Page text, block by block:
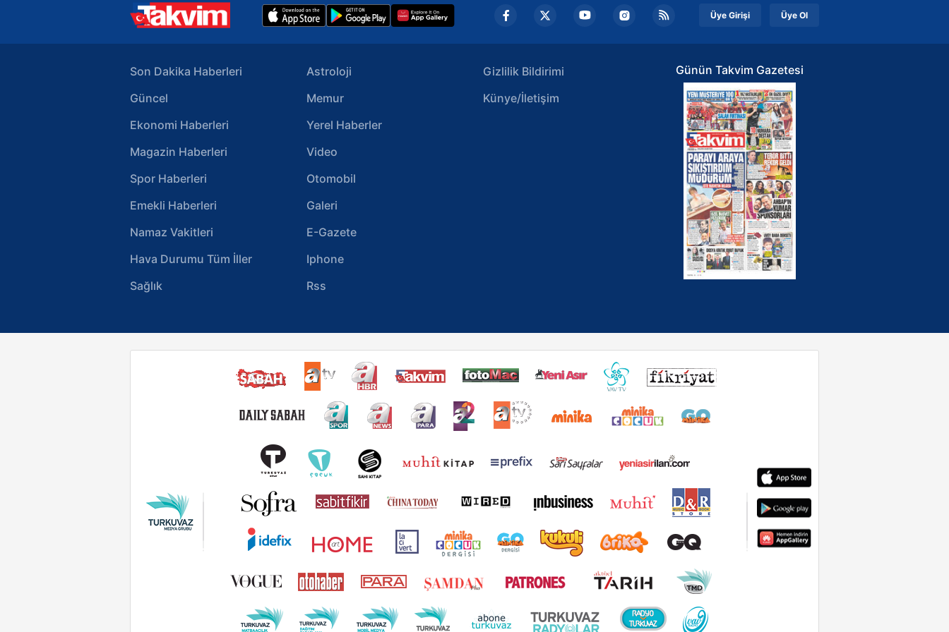
Üye Girişi Üye Ol
Son Dakika Haberleri
Güncel
Ekonomi Haberleri
Magazin Haberleri
Spor Haberleri
Emekli Haberleri
Namaz Vakitleri
Hava Durumu Tüm İller
Sağlık
Astroloji
Memur
Yerel Haberler
Video
Otomobil
Galeri
E-Gazete
Iphone
Rss
Gizlilik Bildirimi
Künye/İletişim
Günün Takvim Gazetesi